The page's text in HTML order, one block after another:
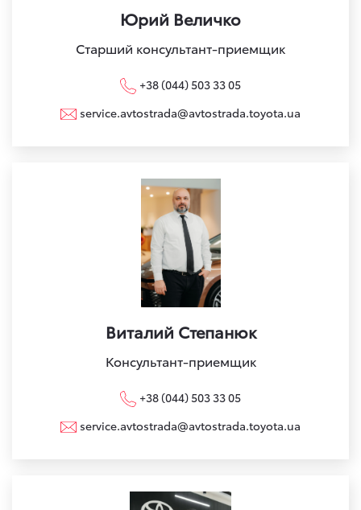
Юрий Величко
Старший консультант-приемщик
+38 (044) 503 33 05
service.avtostrada@avtostrada.toyota.ua
Виталий Степанюк
Консультант-приемщик
+38 (044) 503 33 05
service.avtostrada@avtostrada.toyota.ua